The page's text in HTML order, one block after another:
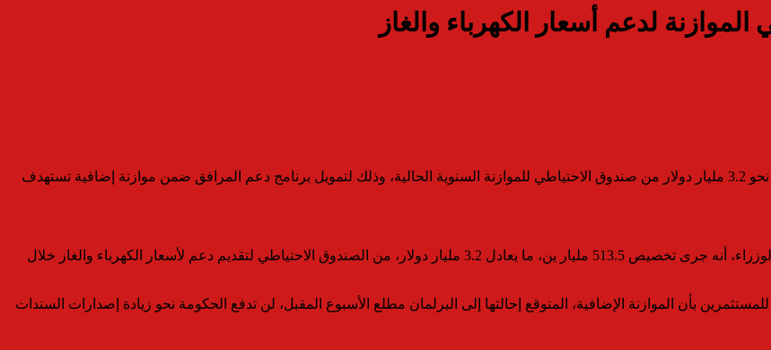
أعلنت وزيرة المالية اليابانية ساتسوكي كاتاياما أن الحكومة قررت استخدام نحو 3.2 مليار دولار من صندوق الاحتياطي للموازنة السنوية الحالية، وذلك لتمويل برنامج دعم المرافق ضمن موازنة إضافية تستهدف
وأوضحت كاتاياما في تصريحات صحفية اليوم الثلاثاء عقب اجتماع لمجلس الوزراء، أنه جرى تخصيص 513.5 مليار ين، ما يعادل 3.2 مليار دولار، من الصندوق الاحتياطي لتقديم دعم لأسعار الكهرباء والغاز خلال
بأن الموازنة الإضافية، المتوقع إحالتها إلى البرلمان مطلع الأسبوع المقبل، لن تدفع الحكومة نحو زيادة إصدارات السندات